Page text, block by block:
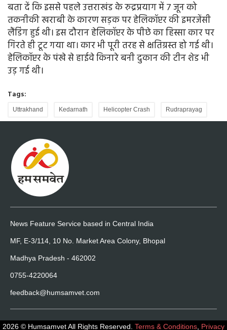
बता दें कि इससे पहले उत्तराखंड के रुद्रप्रयाग में 7 जून को
तकनीकी खराबी के कारण सड़क पर हेलिकॉप्टर की इमरजेंसी
लैंडिंग हुई थी। इस दौरान हेलिकॉप्टर के पीछे का हिस्सा कार पर
गिरते ही टूट गया था। कार भी पूरी तरह से क्षतिग्रस्त हो गई थी।
हेलिकॉप्टर के पंखे से हाईवे किनारे बनी दुकान की टीन शेड भी
उड़ गई थी।
Tags:
Uttrakhand Kedarnath Helicopter Crash Rudraprayag
News Feature Service based in Central India
MF, E-3/114, 10 No. Market Area Colony, Bhopal
Madhya Pradesh - 462002
0755-4220064
feedback@humsamvet.com
2026 © Humsamvet All Rights Reserved. Terms & Conditions Privacy